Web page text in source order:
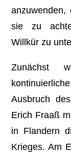
sie zu
Willkür zu
Zunächst
Ausbruch
Erich Fraaß
in Flandern
Krieges. Am